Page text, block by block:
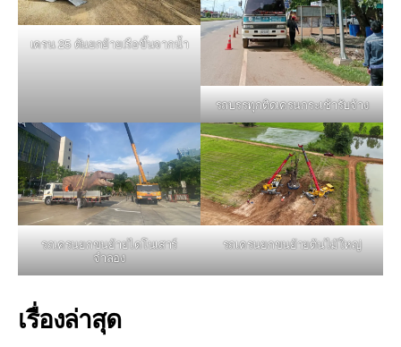
เครน 25 ตันยกย้ายเรือขึ้นจากน้ำ
รถบรรทุกติดเครนกระเช้ารับจ้าง
รถเครนยกขนย้ายไดโนเสาร์
จำลอง
รถเครนยกขนย้ายต้นไม้ใหญ่
เรื่องล่าสุด